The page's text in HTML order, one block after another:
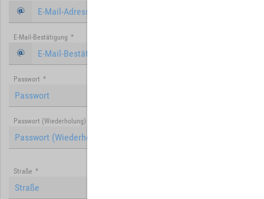
E-Mail-Bestätigung *
Passwort *
Passwort (Wiederholung)
Straße *